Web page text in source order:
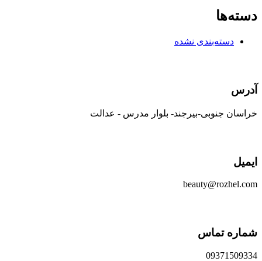
دسته‌ها
دسته‌بندی نشده
آدرس
خراسان جنوبی-بیرجند- بلوار مدرس - عدالت
ایمیل
beauty@rozhel.com
شماره تماس
09371509334